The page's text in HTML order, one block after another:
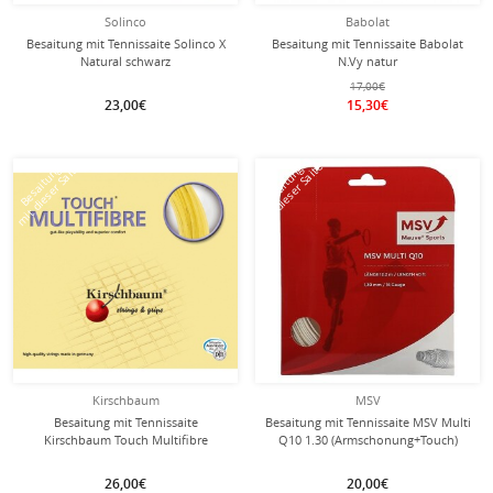
Solinco
Besaitung mit Tennissaite Solinco X
Natural schwarz
23,00€
Babolat
Besaitung mit Tennissaite Babolat
N.Vy natur
17,00€
15,30€
Kirschbaum
Besaitung mit Tennissaite
Kirschbaum Touch Multifibre
26,00€
Besaitung
mit dieser Saite
MSV
Besaitung mit Tennissaite MSV Multi
Q10 1.30 (Armschonung+Touch)
20,00€
Besaitung
mit dieser Saite